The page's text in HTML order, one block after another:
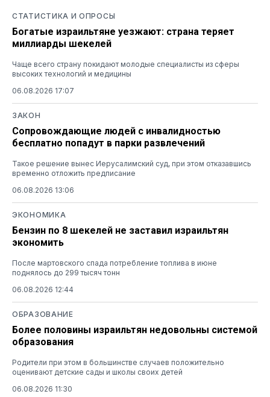
СТАТИСТИКА И ОПРОСЫ
Богатые израильтяне уезжают: страна теряет
миллиарды шекелей
Чаще всего страну покидают молодые специалисты из сферы
высоких технологий и медицины
06.08.2026 17:07
ЗАКОН
Сопровождающие людей с инвалидностью
бесплатно попадут в парки развлечений
Такое решение вынес Иерусалимский суд, при этом отказавшись
временно отложить предписание
06.08.2026 13:06
ЭКОНОМИКА
Бензин по 8 шекелей не заставил израильтян
экономить
После мартовского спада потребление топлива в июне
поднялось до 299 тысяч тонн
06.08.2026 12:44
ОБРАЗОВАНИЕ
Более половины израильтян недовольны системой
образования
Родители при этом в большинстве случаев положительно
оценивают детские сады и школы своих детей
06.08.2026 11:30